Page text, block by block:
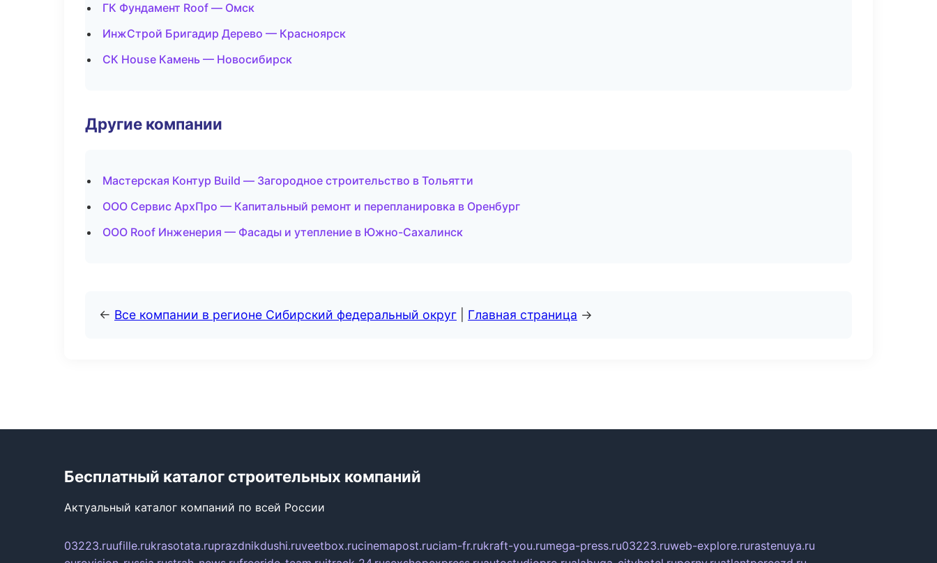
ГК Фундамент Roof — Омск
ИнжСтрой Бригадир Дерево — Красноярск
СК House Камень — Новосибирск
Другие компании
Мастерская Контур Build — Загородное строительство в Тольятти
ООО Сервис АрхПро — Капитальный ремонт и перепланировка в Оренбург
ООО Roof Инженерия — Фасады и утепление в Южно-Сахалинск
← Все компании в регионе Сибирский федеральный округ Главная страница →
Бесплатный каталог строительных компаний
Актуальный каталог компаний по всей России
03223.ruufille.rukrasotata.ruprazdnikdushi.ruveetbox.rucinemapost.ruciam-fr.rukraft-you.rumega-press.ru03223.ruweb-explore.rurastenuya.ru